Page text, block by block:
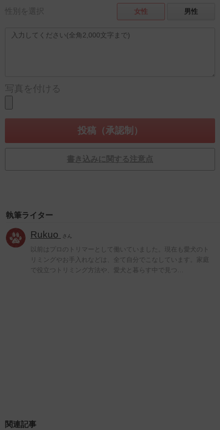
性別を選択 女性 男性
写真を付ける
書き込みに関する注意点
執筆ライター
Rukuo さん
以前はプロのトリマーとして働いていました。現在も愛犬のト
リミングやお手入れなどは、全て自分でこなしています。家庭
で役立つトリミング方法や、愛犬と暮らす中で見つ…
関連記事